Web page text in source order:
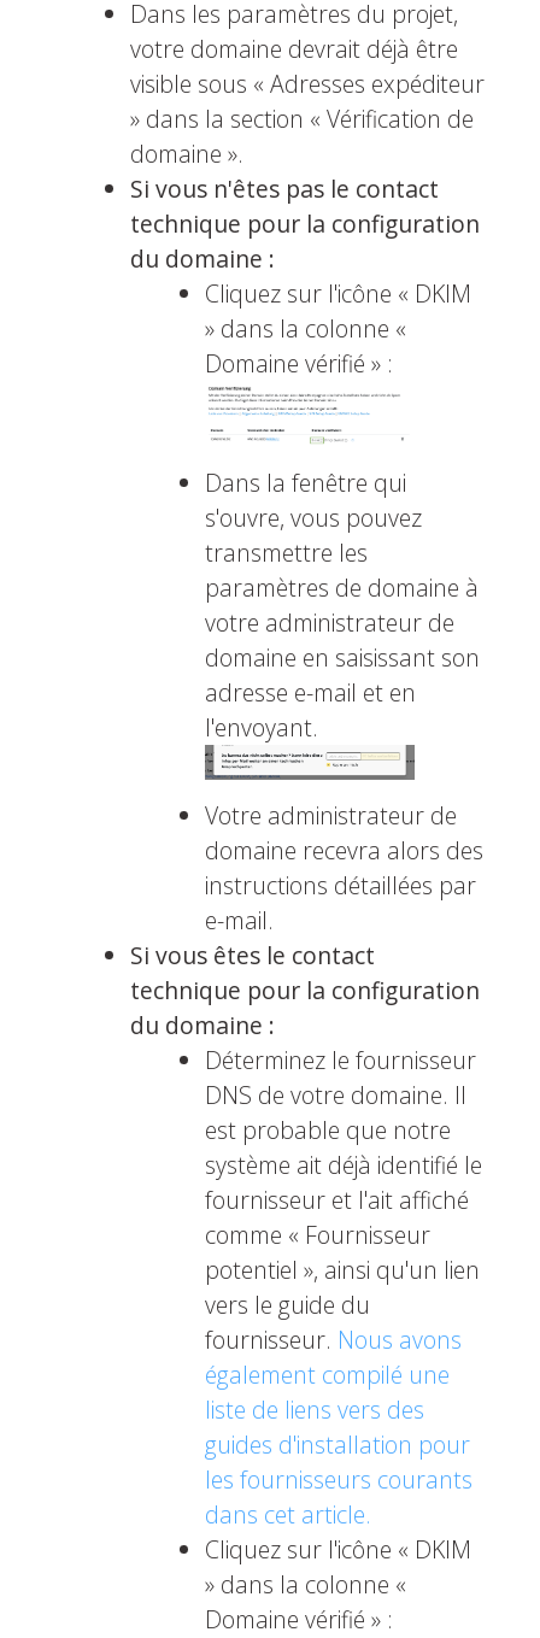
Dans les paramètres du projet,
votre domaine devrait déjà être
visible sous « Adresses expéditeur
» dans la section « Vérification de
domaine ».
Si vous n'êtes pas le contact
technique pour la configuration
du domaine :
Cliquez sur l'icône « DKIM
» dans la colonne «
Domaine vérifié » :
Dans la fenêtre qui
s'ouvre, vous pouvez
transmettre les
paramètres de domaine à
votre administrateur de
domaine en saisissant son
adresse e-mail et en
l'envoyant.
Votre administrateur de
domaine recevra alors des
instructions détaillées par
e-mail.
Si vous êtes le contact
technique pour la configuration
du domaine :
Déterminez le fournisseur
DNS de votre domaine. Il
est probable que notre
système ait déjà identifié le
fournisseur et l'ait affiché
comme « Fournisseur
potentiel », ainsi qu'un lien
vers le guide du
fournisseur. Nous avons
également compilé une
liste de liens vers des
guides d'installation pour
les fournisseurs courants
dans cet article.
Cliquez sur l'icône « DKIM
» dans la colonne «
Domaine vérifié » :